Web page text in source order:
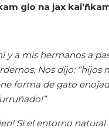
gio na jax
y a mis hermanos a
Nos dijo:
forma de gato
Si el entorno